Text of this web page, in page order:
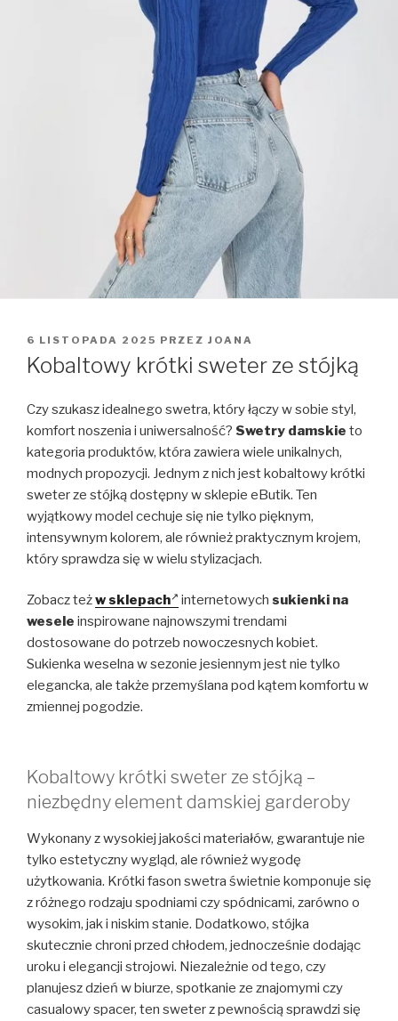
OPUBLIKOWANE
W
6 LISTOPADA 2025 PRZEZ JOANA
Kobaltowy krótki sweter ze stójką
Czy szukasz idealnego swetra, który łączy w sobie styl,
komfort noszenia i uniwersalność? Swetry damskie to
kategoria produktów, która zawiera wiele unikalnych,
modnych propozycji. Jednym z nich jest kobaltowy krótki
sweter ze stójką dostępny w sklepie eButik. Ten
wyjątkowy model cechuje się nie tylko pięknym,
intensywnym kolorem, ale również praktycznym krojem,
który sprawdza się w wielu stylizacjach.
Zobacz teżw sklepach internetowych sukienki na
wesele inspirowane najnowszymi trendami
dostosowane do potrzeb nowoczesnych kobiet.
Sukienka weselna w sezonie jesiennym jest nie tylko
elegancka, ale także przemyślana pod kątem komfortu w
zmiennej pogodzie.
Kobaltowy krótki sweter ze stójką –
niezbędny element damskiej garderoby
Wykonany z wysokiej jakości materiałów, gwarantuje nie
tylko estetyczny wygląd, ale również wygodę
użytkowania. Krótki fason swetra świetnie komponuje się
z różnego rodzaju spodniami czy spódnicami, zarówno o
wysokim, jak i niskim stanie. Dodatkowo, stójka
skutecznie chroni przed chłodem, jednocześnie dodając
uroku i elegancji strojowi. Niezależnie od tego, czy
planujesz dzień w biurze, spotkanie ze znajomymi czy
casualowy spacer, ten sweter z pewnością sprawdzi się